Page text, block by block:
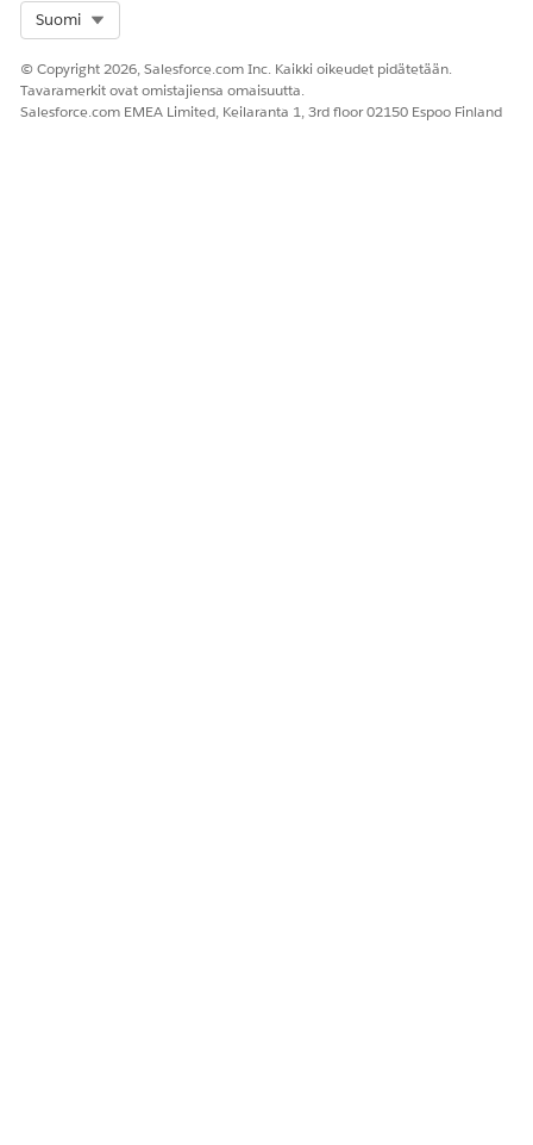
Suomi
© Copyright 2026, Salesforce.com Inc. Kaikki oikeudet pidätetään.
Tavaramerkit ovat omistajiensa omaisuutta.
Salesforce.com EMEA Limited, Keilaranta 1, 3rd floor 02150 Espoo Finland